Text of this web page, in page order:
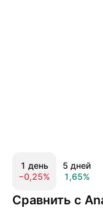
1 день
−0,25%
5 дней
1,65%
Сравнить с